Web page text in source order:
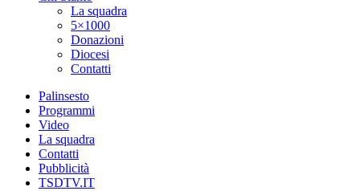
La squadra
5×1000
Donazioni
Diocesi
Contatti
Palinsesto
Programmi
Video
La squadra
Contatti
Pubblicità
TSDTV.IT